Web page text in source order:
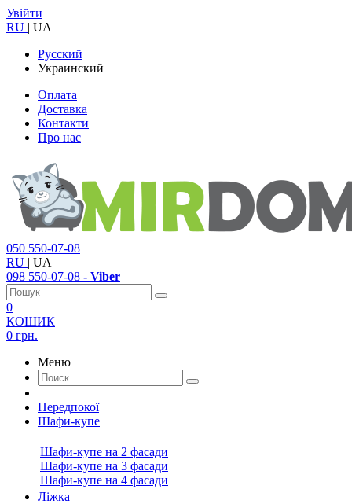
Увійти
RU | UA
Русский
Украинский
Оплата
Доставка
Контакти
Про нас
050 550-07-08
RU | UA
098 550-07-08 - Viber
0
КОШИК
0 грн.
Меню
Передпокої
Шафи-купе
Шафи-купе на 2 фасади
Шафи-купе на 3 фасади
Шафи-купе на 4 фасади
Ліжка